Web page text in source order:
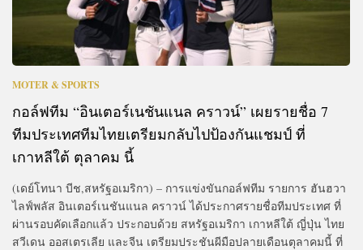
MOTER & SPORTS
กอล์ฟทีม “อินเตอร์เนชันแนล คราวน์” เผยรายชื่อ 7
ทีมประเทศทีมไทยเตรียมกลับไปป้องกันแชมป์ ที่
เกาหลีใต้ ตุลาคม นี้
(เดย์โทนา บีช,สหรัฐอเมริกา) – การแข่งขันกอล์ฟทีม รายการ ฮันฮวา
ไลฟ์พลัส อินเตอร์เนชันแนล คราวน์ ได้ประกาศรายชื่อทีมประเทศ ที่
ผ่านรอบคัดเลือกแล้ว ประกอบด้วย สหรัฐอเมริกา เกาหลีใต้ ญี่ปุ่น ไทย
สวีเดน ออสเตรเลีย และจีน เตรียมประชันผีมือปลายเดือนตุลาคมนี้ ที่